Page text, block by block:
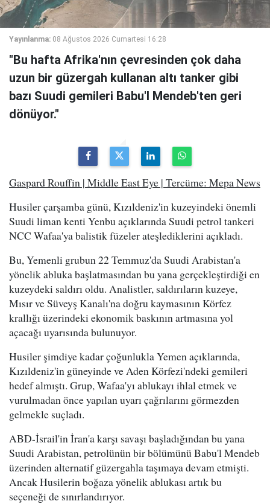
Yayınlanma: 08 Ağustos 2026 Cumartesi 16:28
"Bu hafta Afrika'nın çevresinden çok daha
uzun bir güzergah kullanan altı tanker gibi
bazı Suudi gemileri Babu'l Mendeb'ten geri
dönüyor."
Gaspard Rouffin | Middle East Eye | Tercüme: Mepa News
Husiler çarşamba günü, Kızıldeniz'in kuzeyindeki önemli
Suudi liman kenti Yenbu açıklarında Suudi petrol tankeri
NCC Wafaa'ya balistik füzeler ateşlediklerini açıkladı.
Bu, Yemenli grubun 22 Temmuz'da Suudi Arabistan'a
yönelik abluka başlatmasından bu yana gerçekleştirdiği en
kuzeydeki saldırı oldu. Analistler, saldırıların kuzeye,
Mısır ve Süveyş Kanalı'na doğru kaymasının Körfez
krallığı üzerindeki ekonomik baskının artmasına yol
açacağı uyarısında bulunuyor.
Husiler şimdiye kadar çoğunlukla Yemen açıklarında,
Kızıldeniz'in güneyinde ve Aden Körfezi'ndeki gemileri
hedef almıştı. Grup, Wafaa'yı ablukayı ihlal etmek ve
vurulmadan önce yapılan uyarı çağrılarını görmezden
gelmekle suçladı.
ABD-İsrail'in İran'a karşı savaşı başladığından bu yana
Suudi Arabistan, petrolünün bir bölümünü Babu'l Mendeb
üzerinden alternatif güzergahla taşımaya devam etmişti.
Ancak Husilerin boğaza yönelik ablukası artık bu
seçeneği de sınırlandırıyor.